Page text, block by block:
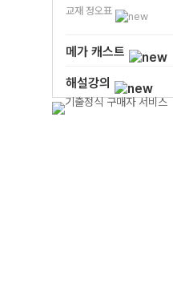
교재 정오표
메가 캐스트
해설강의